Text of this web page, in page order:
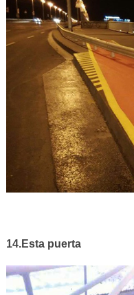
14.Esta puerta